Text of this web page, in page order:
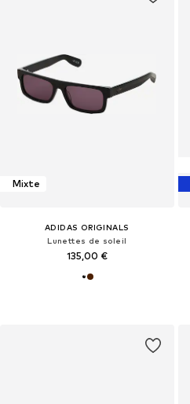
Mixte
ADIDAS ORIGINALS
Lunettes de soleil
135,00 €